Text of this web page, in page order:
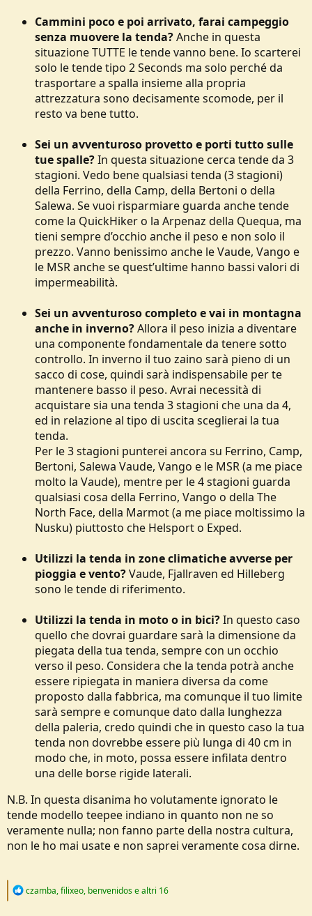
Cammini poco e poi arrivato, farai campeggio
senza muovere la tenda?Anche in questa
situazione TUTTE le tende vanno bene. Io scarterei
solo le tende tipo 2 Seconds ma solo perché da
trasportare a spalla insieme alla propria
attrezzatura sono decisamente scomode, per il
resto va bene tutto.
Sei un avventuroso provetto e porti tutto sulle
tue spalle?In questa situazione cerca tende da 3
stagioni. Vedo bene qualsiasi tenda (3 stagioni)
della Ferrino, della Camp, della Bertoni o della
Salewa. Se vuoi risparmiare guarda anche tende
come la QuickHiker o la Arpenaz della Quequa, ma
tieni sempre d’occhio anche il peso e non solo il
prezzo. Vanno benissimo anche le Vaude, Vango e
le MSR anche se quest’ultime hanno bassi valori di
impermeabilità.
Sei un avventuroso completo e vai in montagna
anche in inverno?Allora il peso inizia a diventare
una componente fondamentale da tenere sotto
controllo. In inverno il tuo zaino sarà pieno di un
sacco di cose, quindi sarà indispensabile per te
mantenere basso il peso. Avrai necessità di
acquistare sia una tenda 3 stagioni che una da 4,
ed in relazione al tipo di uscita sceglierai la tua
tenda.
Per le 3 stagioni punterei ancora su Ferrino, Camp,
Bertoni, Salewa Vaude, Vango e le MSR (a me piace
molto la Vaude), mentre per le 4 stagioni guarda
qualsiasi cosa della Ferrino, Vango o della The
North Face, della Marmot (a me piace moltissimo la
Nusku) piuttosto che Helsport o Exped.
Utilizzi la tenda in zone climatiche avverse per
pioggia e vento?Vaude, Fjallraven ed Hilleberg
sono le tende di riferimento.
Utilizzi la tenda in moto o in bici?In questo caso
quello che dovrai guardare sarà la dimensione da
piegata della tua tenda, sempre con un occhio
verso il peso. Considera che la tenda potrà anche
essere ripiegata in maniera diversa da come
proposto dalla fabbrica, ma comunque il tuo limite
sarà sempre e comunque dato dalla lunghezza
della paleria, credo quindi che in questo caso la tua
tenda non dovrebbe essere più lunga di 40 cm in
modo che, in moto, possa essere infilata dentro
una delle borse rigide laterali.
N.B. In questa disanima ho volutamente ignorato le
tende modello teepee indiano in quanto non ne so
veramente nulla; non fanno parte della nostra cultura,
non le ho mai usate e non saprei veramente cosa dirne.
R
czamba,filixeo, benvenidose altri 16